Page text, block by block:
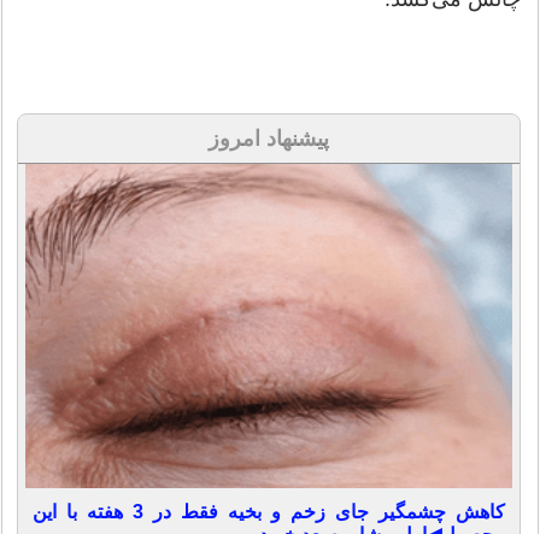
پیشنهاد امروز
کاهش چشمگیر جای زخم و بخیه فقط در 3 هفته با این